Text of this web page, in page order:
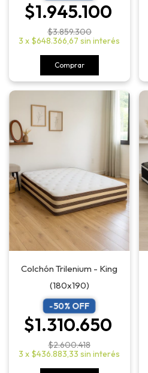
$1.945.100
$3.859.300
3 x $648.366,67 sin interés
Comprar
Colchón Trilenium - King
(180x190)
-50% OFF
$1.310.650
$2.600.418
3 x $436.883,33 sin interés